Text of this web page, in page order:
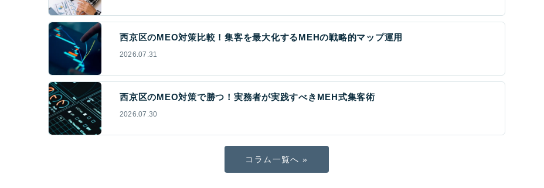
西京区のMEO対策比較！集客を最大化するMEHの戦略的マップ運用
2026.07.31
西京区のMEO対策で勝つ！実務者が実践すべきMEH式集客術
2026.07.30
コラム一覧へ »